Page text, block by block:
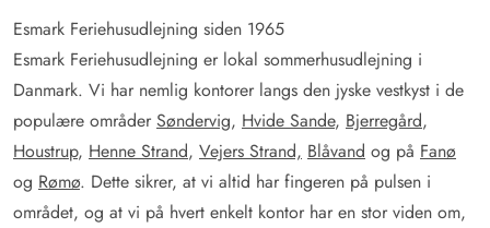
Esmark Feriehusudlejning siden 1965
Esmark Feriehusudlejning er lokal sommerhusudlejning i
Danmark. Vi har nemlig kontorer langs den jyske vestkyst i de
populære områder Søndervig, Hvide Sande, Bjerregård,
Houstrup, Henne Strand, Vejers Strand, Blåvand og på Fanø
og Rømø. Dette sikrer, at vi altid har fingeren på pulsen i
området, og at vi på hvert enkelt kontor har en stor viden om,